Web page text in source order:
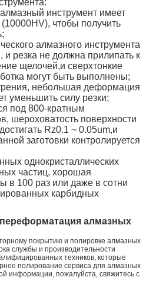
инструмент имеет
чтобы получить
алмазного инструмента
резка не должна прилипать к
щелочей,и сверхтонкие
могут быть выполнены;
небольшая деформация
уменьшить силу резки;
под 800-кратным
шероховатость поверхности
Rz0.1 ~ 0.05um,и
заготовки контролируется
однокристаллических
частиц, хорошая
в 100 раз или даже в сотни
карбидных
алмазных
покрытию и полировке алмазных
службы и производительности
техников, которые
полирование сервиса для алмазных
информации, пожалуйста, свяжитесь с